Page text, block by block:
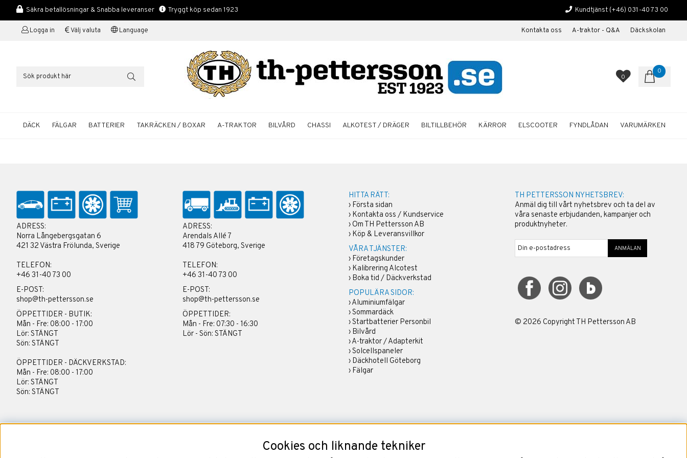
Säkra betallösningar & Snabba leveranser Tryggt köp sedan 1923 Kundtjänst (+46) 031-40 73 00
Logga in Välj valuta Language Kontakta oss A-traktor - Q&A Däckskolan
0
0
DÄCK FÄLGAR BATTERIER TAKRÄCKEN / BOXAR A-TRAKTOR BILVÅRD CHASSI ALKOTEST / DRÄGER BILTILLBEHÖR KÄRROR ELSCOOTER FYNDLÅDAN VARUMÄRKEN
ADRESS:
Norra Långebergsgatan 6
421 32 Västra Frölunda, Sverige
TELEFON:
+46 31-40 73 00
E-POST:
shop@th-pettersson.se
ÖPPETTIDER - BUTIK:
Mån - Fre: 08:00 - 17:00
Lör: STÄNGT
Sön: STÄNGT
ÖPPETTIDER - DÄCKVERKSTAD:
Mån - Fre: 08:00 - 17:00
Lör: STÄNGT
Sön: STÄNGT
ADRESS:
Arendals Allé 7
418 79 Göteborg, Sverige
TELEFON:
+46 31-40 73 00
E-POST:
shop@th-pettersson.se
ÖPPETTIDER:
Mån - Fre: 07:30 - 16:30
Lör - Sön: STÄNGT
HITTA RÄTT:
› Första sidan
› Kontakta oss / Kundservice
› Om TH Pettersson AB
› Köp & Leveransvillkor
VÅRA TJÄNSTER:
› Företagskunder
› Kalibrering Alcotest
› Boka tid / Däckverkstad
POPULÄRA SIDOR:
›Aluminiumfälgar
›Sommardäck
›Startbatterier Personbil
› Bilvård
›A-traktor / Adapterkit
›Solcellspaneler
› Däckhotell Göteborg
› Fälgar
TH PETTERSSON NYHETSBREV:
Anmäl dig till vårt nyhetsbrev och ta del av
våra senaste erbjudanden, kampanjer och
produktnyheter.
ANMÄLAN
© 2026 Copyright TH Pettersson AB
Cookies och liknande tekniker